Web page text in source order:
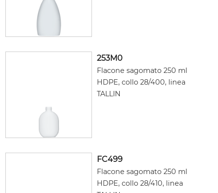
253M0
Flacone sagomato 250 ml
HDPE, collo 28/400, linea
TALLIN
FC499
Flacone sagomato 250 ml
HDPE, collo 28/410, linea